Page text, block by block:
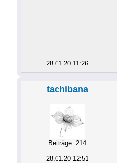
28.01.20 11:26
tachibana
Beiträge: 214
28.01.20 12:51